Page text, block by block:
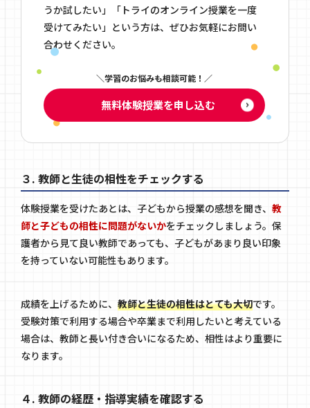
うか試したい」「トライのオンライン授業を一度
受けてみたい」という方は、ぜひお気軽にお問い
合わせください。
学習のお悩みも相談可能！
無料体験授業を申し込む
３. 教師と生徒の相性をチェックする
体験授業を受けたあとは、子どもから授業の感想を聞き、 教
師と子どもの相性に問題がないかをチェックしましょう。保
護者から見て良い教師であっても、子どもがあまり良い印象
を持っていない可能性もあります。
成績を上げるために、 教師と生徒の相性はとても大切です。
受験対策で利用する場合や卒業まで利用したいと考えている
場合は、教師と長い付き合いになるため、相性はより重要に
なります。
４. 教師の経歴・指導実績を確認する